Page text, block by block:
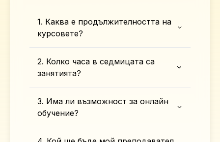
1. Каква е продължителността на
курсовете?
2. Колко часа в седмицата са
занятията?
3. Има ли възможност за онлайн
обучение?